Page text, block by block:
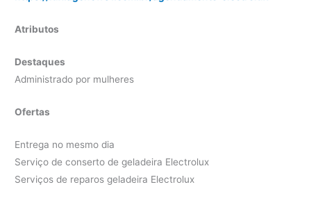
Atributos
Destaques
Administrado por mulheres
Ofertas
Entrega no mesmo dia
Serviço de conserto de geladeira Electrolux
Serviços de reparos geladeira Electrolux